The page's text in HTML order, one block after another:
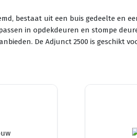
bestaat uit een buis gedeelte en
in opdekdeuren en stompe
De Adjunct 2500 is geschikt